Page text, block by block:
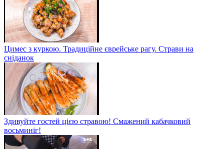
Цимес з куркою. Традиційне єврейське рагу. Страви на
сніданок
Здивуйте гостей цією стравою! Смажений кабачковий
восьминіг!